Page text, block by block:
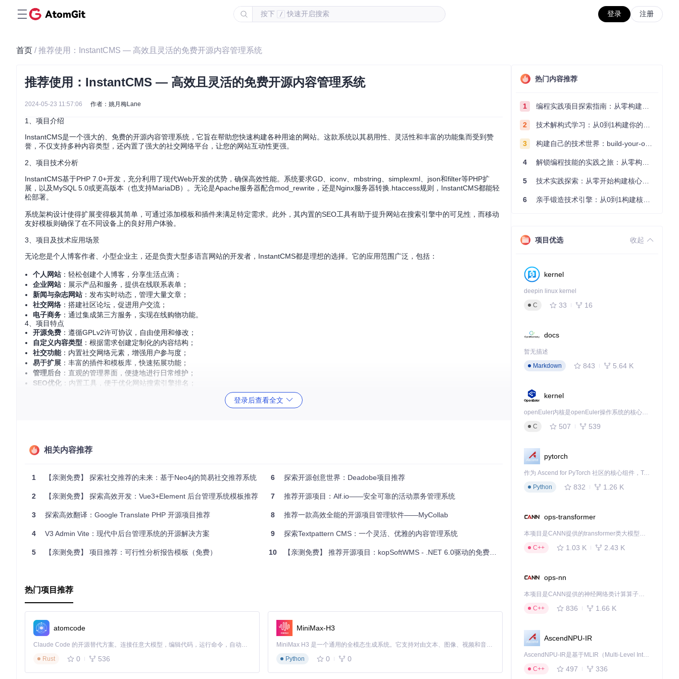
按下 / 快速开启搜索 登录 注册
首页 / 推荐使用：InstantCMS — 高效且灵活的免费开源内容管理系统
推荐使用：InstantCMS — 高效且灵活的免费开源内容管理系统
2024-05-23 11:57:06 作者：姚月梅Lane
1、项目介绍
InstantCMS是一个强大的、免费的开源内容管理系统，它旨在帮助您快速构建各种用途的网站。这款系统以其易用性、灵活性和丰富的功能集而受到赞
誉，不仅支持多种内容类型，还内置了强大的社交网络平台，让您的网站互动性更强。
2、项目技术分析
InstantCMS基于PHP 7.0+开发，充分利用了现代Web开发的优势，确保高效性能。系统要求GD、iconv、mbstring、simplexml、json和filter等PHP扩
展，以及MySQL 5.0或更高版本（也支持MariaDB）。无论是Apache服务器配合mod_rewrite，还是Nginx服务器转换.htaccess规则，InstantCMS都能轻
松部署。
系统架构设计使得扩展变得极其简单，可通过添加模板和插件来满足特定需求。此外，其内置的SEO工具有助于提升网站在搜索引擎中的可见性，而移动
友好模板则确保了在不同设备上的良好用户体验。
3、项目及技术应用场景
无论您是个人博客作者、小型企业主，还是负责大型多语言网站的开发者，InstantCMS都是理想的选择。它的应用范围广泛，包括：
个人网站 ：轻松创建个人博客，分享生活点滴；
企业网站 ：展示产品和服务，提供在线联系表单；
新闻与杂志网站 ：发布实时动态，管理大量文章；
社交网络 ：搭建社区论坛，促进用户交流；
电子商务 ：通过集成第三方服务，实现在线购物功能。
4、项目特点
开源免费 ：遵循GPLv2许可协议，自由使用和修改；
自定义内容类型 ：根据需求创建定制化的内容结构；
社交功能：内置社交网络元素，增强用户参与度；
易于扩展 ：丰富的插件和模板库，快速拓展功能；
管理后台 ：直观的管理界面，便捷地进行日常维护；
SEO优化 ：内置工具，便于优化网站搜索引擎排名；
登录后查看全文
相关内容推荐
1 【亲测免费】 探索社交推荐的未来：基于Neo4j的简易社交推荐系统
2 【亲测免费】 探索高效开发：Vue3+Element 后台管理系统模板推荐
3 探索高效翻译：Google Translate PHP 开源项目推荐
4 V3 Admin Vite：现代中后台管理系统的开源解决方案
5 【亲测免费】 项目推荐：可行性分析报告模板（免费）
6 探索开源创意世界：Deadobe项目推荐
7 推荐开源项目：Alf.io——安全可靠的活动票务管理系统
8 推荐一款高效全能的开源项目管理软件——MyCollab
9 探索Textpattern CMS：一个灵活、优雅的内容管理系统
10 【亲测免费】 推荐开源项目：kopSoftWMS - .NET 6.0驱动的免费仓库管理系统
热门项目推荐
atomcode
Claude Code 的开源替代方案。连接任意大模型，编辑代码，运行命令，自动验证 — 全自动执行。用 Rust 构建，极致性能。 ｜ An open-source alternative to Claude Code. Connect any LLM, edit code, run commands, and verify changes — autonomously. Built in Rust for speed. Get Started
Rust
0 536
MiniMax-H3
MiniMax H3 是一个通用的全模态生成系统。它支持对由文本、图像、视频和音频组成的多模态上下文进行统一理解，并能生成分辨率高达 2K、时长可达 15 秒的带原生立体声音频的视频。得益于面向任务泛化的系统设计，H3 在预训练阶段就已具备广泛的多模态上下文理解与生成能力，能够出色地执行复杂的多模态指令。
Python
0 0
热门内容推荐
1 编程实践项目探索指南：从零构建技术能力体系
2 技术解构式学习：从0到1构建你的编程知识体系
3 构建自己的技术世界：build-your-own-x项目的实践探索指南
4 解锁编程技能的实践之旅：从零构建你的技术世界
5 技术实践探索：从零开始构建核心系统的实践指南
6 亲手锻造技术引擎：从0到1构建核心系统的实践指南
项目优选 收起
kernel
deepin linux kernel
C
33 16
docs
暂无描述
Markdown
843 5.64 K
kernel
openEuler内核是openEuler操作系统的核心，既是系统性能与稳定性的基石，也是连接处理器、设备与服务的桥梁。
C
507 539
pytorch
作为 Ascend for PyTorch 社区的核心组件，TorchNPU 是昇腾专为 PyTorch 打造的深度学习适配插件，使 PyTorch 框架能够直接调用昇腾 NPU，为开发者提供昇腾 AI 处理器的超强算力。
Python
832 1.26 K
ops-transformer
本项目是CANN提供的transformer类大模型算子库，实现网络在NPU上加速计算。
C++
1.03 K 2.43 K
ops-nn
本项目是CANN提供的神经网络类计算算子库，实现网络在NPU上加速计算。
C++
836 1.66 K
AscendNPU-IR
AscendNPU-IR是基于MLIR（Multi-Level Intermediate Representation）构建的，面向昇腾亲和算子编译时使用的中间表示，提供昇腾完备表达能力，通过编译优化提升昇腾AI处理器计算效率，支持通过生态框架使能昇腾AI处理器与深度调优
C++
497 336